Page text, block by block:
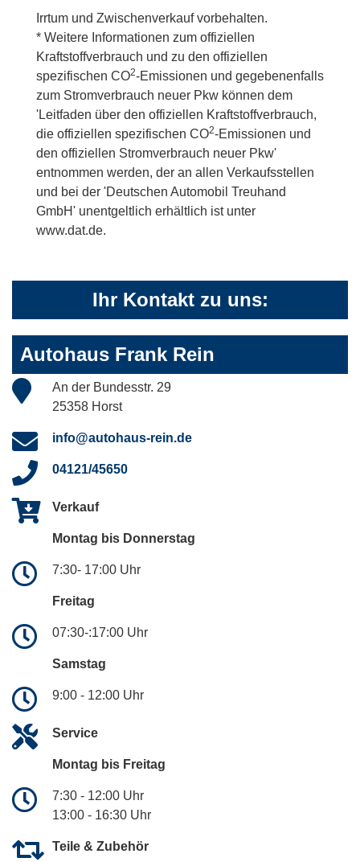
Irrtum und Zwischenverkauf vorbehalten.
* Weitere Informationen zum offiziellen
Kraftstoffverbrauch und zu den offiziellen
spezifischen CO2-Emissionen und gegebenenfalls
zum Stromverbrauch neuer Pkw können dem
'Leitfaden über den offiziellen Kraftstoffverbrauch,
die offiziellen spezifischen CO2-Emissionen und
den offiziellen Stromverbrauch neuer Pkw'
entnommen werden, der an allen Verkaufsstellen
und bei der 'Deutschen Automobil Treuhand
GmbH' unentgeltlich erhältlich ist unter
www.dat.de.
Ihr Kontakt zu uns:
Autohaus Frank Rein
An der Bundesstr. 29
25358 Horst
info@autohaus-rein.de
04121/45650
Verkauf
Montag bis Donnerstag
7:30- 17:00 Uhr
Freitag
07:30-:17:00 Uhr
Samstag
9:00 - 12:00 Uhr
Service
Montag bis Freitag
7:30 - 12:00 Uhr
13:00 - 16:30 Uhr
Teile & Zubehör